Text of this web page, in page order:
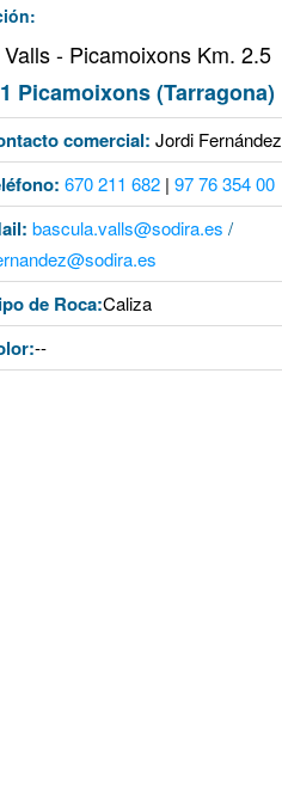
- Picamoixons Km. 2.5
Picamoixons (Tarragona)
comercial:Jordi Fernández
670 211 682 |97 76 354 00
bascula.valls@sodira.es /
de Roca:Caliza
--